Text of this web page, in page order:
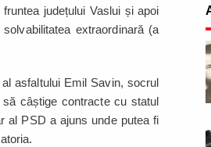
județului Vaslui și apoi
extraordinară (a
asfaltului Emil Savin, socrul
câștige contracte cu statul
al PSD a ajuns unde putea fi